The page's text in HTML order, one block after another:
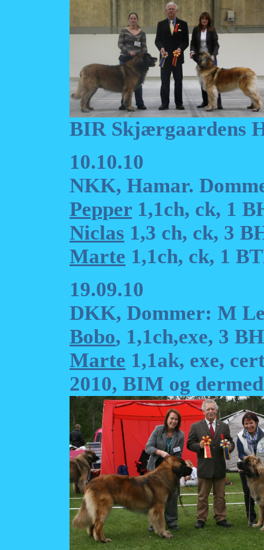
BIR Skjærgaardens
10.10.10
NKK, Hamar.
Pepper 1,1ch, ck, 1
Niclas 1,3 ch, ck, 3
Marte 1,1ch, ck, 1
19.09.10
DKK, Dommer: M
Bobo, 1,1ch,exe, 3
Marte 1,1ak, exe,
2010, BIM og